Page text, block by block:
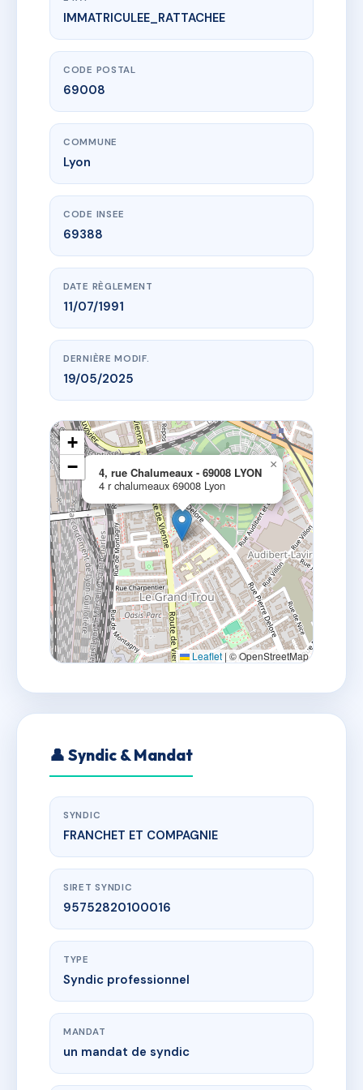
www.vme.plus/AA0010579
4, rue Chalumeaux - 69008 LYON
4 r chalumeaux
IMMATRICULEE_RATTACHEE
CODE POSTAL
69008
COMMUNE
Lyon
CODE INSEE
69388
DATE RÈGLEMENT
11/07/1991
DERNIÈRE MODIF.
19/05/2025
4, rue Chalumeaux - 69008 LYON
4 r chalumeaux 69008 Lyon
×
+
−
Leaflet | © OpenStreetMap
👤 Syndic & Mandat
SYNDIC
FRANCHET ET COMPAGNIE
SIRET SYNDIC
95752820100016
TYPE
Syndic professionnel
MANDAT
un mandat de syndic